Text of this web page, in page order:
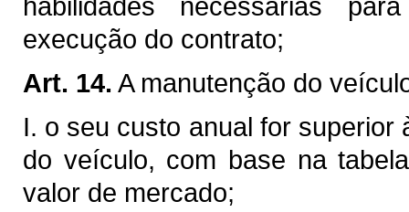
execução do contrato;
Art. 14. A manutenção do
I. o seu custo anual for
do veículo, com base na
valor de mercado;